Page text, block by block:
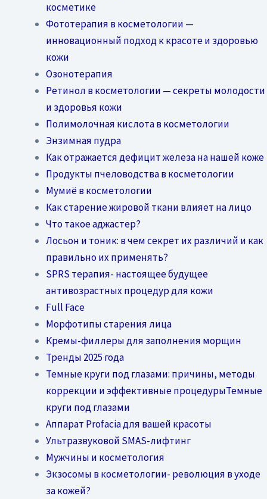
косметике
Фототерапия в косметологии —
инновационный подход к красоте и здоровью
кожи
Озонотерапия
Ретинол в косметологии — секреты молодости
и здоровья кожи
Полимолочная кислота в косметологии
Энзимная пудра
Как отражается дефицит железа на нашей коже
Продукты пчеловодства в косметологии
Мумиё в косметологии
Как старение жировой ткани влияет на лицо
Что такое аджастер?
Лосьон и тоник: в чем секрет их различий и как
правильно их применять?
SPRS терапия- настоящее будущее
антивозрастных процедур для кожи
Full Face
Морфотипы старения лица
Кремы-филлеры для заполнения морщин
Тренды 2025 года
Темные круги под глазами: причины, методы
коррекции и эффективные процедурыТемные
круги под глазами
Аппарат Profacia для вашей красоты
Ультразвуковой SMAS-лифтинг
Мужчины и косметология
Экзосомы в косметологии- революция в уходе
за кожей?